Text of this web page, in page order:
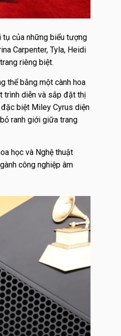
tụ của những biểu tượng
Carpenter, Tyla, Heidi
riêng biệt.
thể bằng một cành hoa
trình diễn và sắp đặt thị
biệt Miley Cyrus diện
ranh giới giữa trang
học và Nghệ thuật
công nghiệp âm